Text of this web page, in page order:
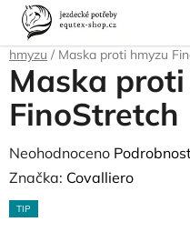
Přejít
obsah
Domů
Pro koně
hmyzu / Maska proti hmyzu
Maska
FinoStretch
Průměrné
hodnocení
produktu
Neohodnoceno
Značka: Covalliero
TIP